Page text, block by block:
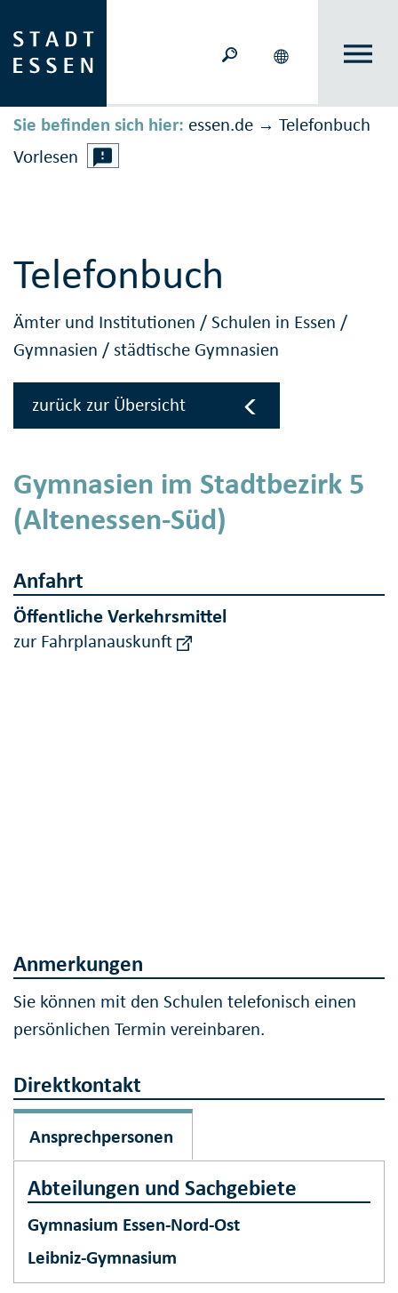
Sie befinden sich hier: essen.de → Telefonbuch
Vorlesen
Telefonbuch
Ämter und Institutionen /Schulen in Essen /
Gymnasien /städtische Gymnasien
zurück zur Übersicht
Gymnasien im Stadtbezirk 5
(Altenessen-Süd)
Anfahrt
Öffentliche Verkehrsmittel
zur Fahrplanauskunft
Anmerkungen
Sie können mit den Schulen telefonisch einen
persönlichen Termin vereinbaren.
Direktkontakt
Ansprechpersonen
Abteilungen und Sachgebiete
Gymnasium Essen-Nord-Ost
Leibniz-Gymnasium